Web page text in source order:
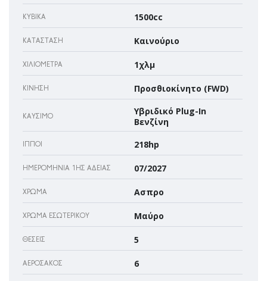
ΚΥΒΙΚΆ 1500cc
ΚΑΤΆΣΤΑΣΗ Καινούριο
ΧΙΛΙΌΜΕΤΡΑ 1χλμ
ΚΊΝΗΣΗ Προσθιοκίνητο (FWD)
ΚΑΎΣΙΜΟ
Υβριδικό Plug-In
Βενζίνη
ΊΠΠΟΙ 218hp
ΗΜΕΡΟΜΗΝΊΑ 1ΗΣ ΆΔΕΙΑΣ 07/2027
ΧΡΏΜΑ Ασπρο
ΧΡΏΜΑ ΕΣΩΤΕΡΙΚΟΎ Μαύρο
ΘΈΣΕΙΣ 5
ΑΕΡΌΣΑΚΌΣ 6